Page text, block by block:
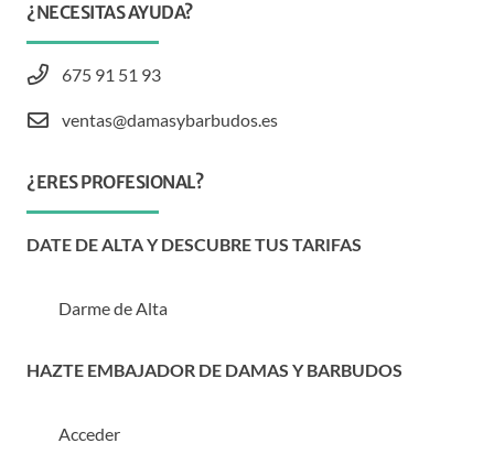
¿NECESITAS AYUDA?
675 91 51 93
ventas@damasybarbudos.es
¿ERES PROFESIONAL?
DATE DE ALTA Y DESCUBRE TUS TARIFAS
Darme de Alta
HAZTE EMBAJADOR DE DAMAS Y BARBUDOS
Acceder